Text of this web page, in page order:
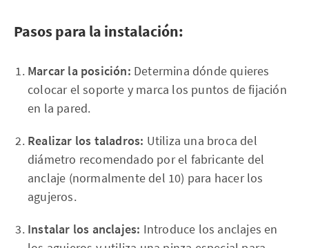
Pasos para la instalación:
Marcar la posición: Determina dónde quieres
colocar el soporte y marca los puntos de fijación
en la pared.
Realizar los taladros: Utiliza una broca del
diámetro recomendado por el fabricante del
anclaje (normalmente del 10) para hacer los
agujeros.
Instalar los anclajes: Introduce los anclajes en